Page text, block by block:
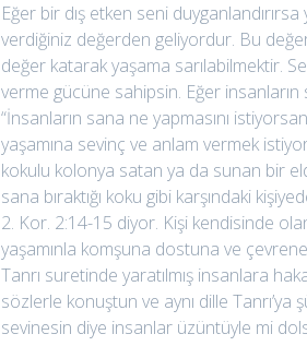
Eğer bir dış etken seni
verdiğiniz değerden geliyordur. Bu
değer katarak yaşama sarılabilmektir.
verme gücüne sahipsin. Eğer
“İnsanların sana ne yapmasını
yaşamına sevinç ve anlam vermek
kokulu kolonya satan ya da sunan bir
sana bıraktığı koku gibi karşındaki
2. Kor. 2:14-15 diyor. Kişi kendisinde
yaşamınla komşuna dostuna ve
Tanrı suretinde yaratılmış insanlara
sözlerle konuştun ve aynı dille
sevinesin diye insanlar üzüntüyle mi